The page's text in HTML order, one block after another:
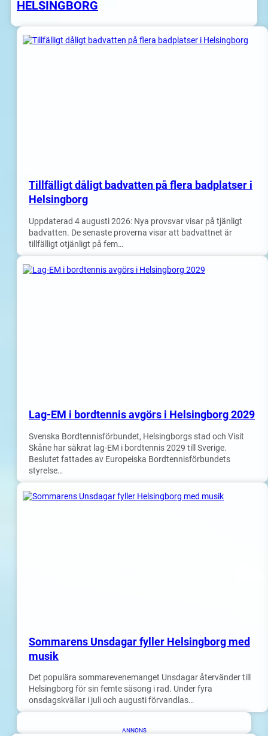
HELSINGBORG
Tillfälligt dåligt badvatten på flera badplatser i
Helsingborg
Uppdaterad 4 augusti 2026: Nya provsvar visar på tjänligt
badvatten. De senaste proverna visar att badvattnet är
tillfälligt otjänligt på fem…
Lag-EM i bordtennis avgörs i Helsingborg 2029
Svenska Bordtennisförbundet, Helsingborgs stad och Visit
Skåne har säkrat lag-EM i bordtennis 2029 till Sverige.
Beslutet fattades av Europeiska Bordtennisförbundets
styrelse…
Sommarens Unsdagar fyller Helsingborg med
musik
Det populära sommarevenemanget Unsdagar återvänder till
Helsingborg för sin femte säsong i rad. Under fyra
onsdagskvällar i juli och augusti förvandlas…
ANNONS